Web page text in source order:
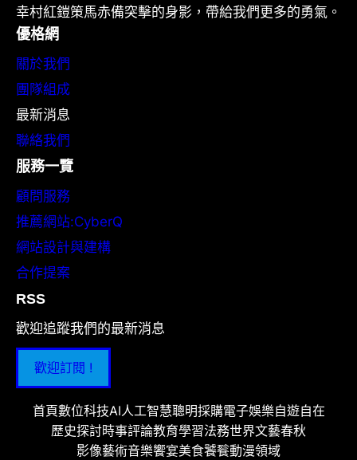
幸村紅鎧策馬赤備突擊的身影，帶給我們更多的勇氣。
優格網
關於我們
團隊組成
最新消息
聯絡我們
服務一覽
顧問服務
推薦網站:CyberQ
網站設計與建構
合作提案
RSS
歡迎追蹤我們的最新消息
歡迎訂閱 !
首頁數位科技AI人工智慧聰明採購電子娛樂自遊自在
歷史探討時事評論教育學習法務世界文藝春秋
影像藝術音樂饗宴美食饕餮動漫領域